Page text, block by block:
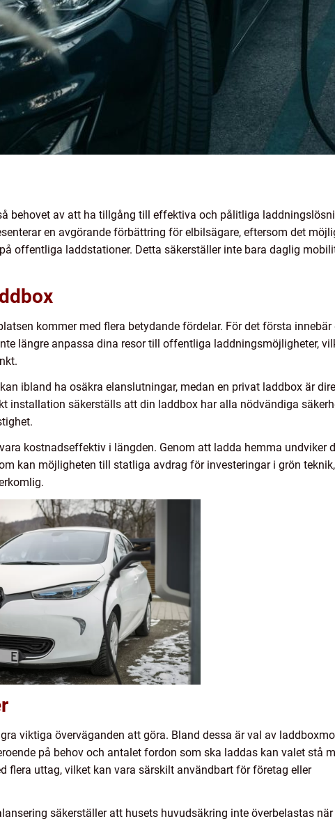
behovet av att ha tillgång till effektiva och pålitliga
en avgörande förbättring för elbilsägare, eftersom det
offentliga laddstationer. Detta säkerställer inte bara daglig
kommer med flera betydande fördelar. För det första innebär
längre anpassa dina resor till offentliga laddningsmöjligheter,
ibland ha osäkra elanslutningar, medan en privat laddbox är
installation säkerställs att din laddbox har alla nödvändiga
kostnadseffektiv i längden. Genom att ladda hemma undviker
kan möjligheten till statliga avdrag för investeringar i grön
viktiga överväganden att göra. Bland dessa är val av
på behov och antalet fordon som ska laddas kan valet stå
flera uttag, vilket kan vara särskilt användbart för företag eller
säkerställer att husets huvudsäkring inte överbelastas